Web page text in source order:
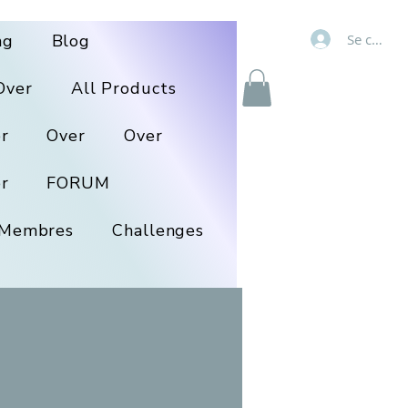
Se
Blog
All Products
Over Over
FORUM
Challenges